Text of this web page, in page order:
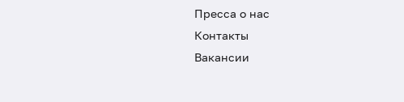
Пресса о нас
Контакты
Вакансии